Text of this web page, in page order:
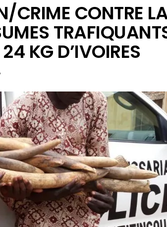
CRIME CONTRE
KG D’IVOIRES